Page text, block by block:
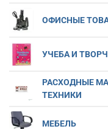
ОФИСНЫЕ
УЧЕБА И
РАСХОДНЫЕ
ТЕХНИКИ
МЕБЕЛЬ